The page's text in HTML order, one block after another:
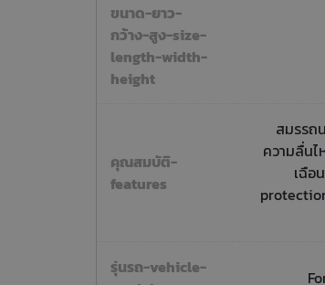
ขนาด-ยาว-
กว้าง-สูง-size-
length-width-
height
คุณสมบัติ-
features
สมรรถ
ความลื่น
เฉือ
รุ่นรถ-vehicle-